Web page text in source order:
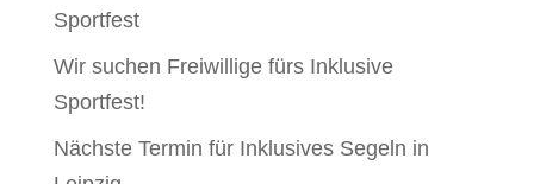
Sportfest
Wir suchen Freiwillige fürs Inklusive
Sportfest!
Nächste Termin für Inklusives Segeln in